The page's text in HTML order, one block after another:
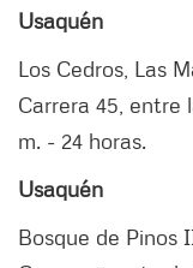
Usaquén
Los Cedros, Las
Carrera 45, entre
m. - 24 horas.
Usaquén
Bosque de Pinos